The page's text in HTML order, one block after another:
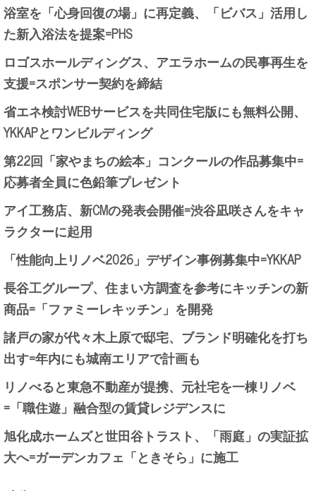
浴室を「心身回復の場」に再定義、「ビバス」活用し
た新入浴法を提案=PHS
ロゴスホールディングス、アエラホームの民事再生を
支援=スポンサー契約を締結
省エネ検討WEBサービスを共同住宅版にも無料公開、
YKKAPとワンビルディング
第22回「家やまちの絵本」コンクールの作品募集中=
応募者全員に色鉛筆プレゼント
アイ工務店、新CMの発表会開催=渋谷凪咲さんをキャ
ラクターに起用
「性能向上リノベ2026」デザイン事例募集中=YKKAP
長谷工グループ、住まい方調査を参考にキッチンの新
商品=「ファミーレキッチン」を開発
諸戸の家が代々木上原で邸宅、ブランド明確化を打ち
出す=年内にも城南エリアで計画も
リノべると東急不動産が提携、元社宅を一棟リノベ
=「職住遊」融合型の賃貸レジデンスに
旭化成ホームズと世田谷トラスト、「雨庭」の実証拡
大へ=ガーデンカフェ「ときそら」に施工